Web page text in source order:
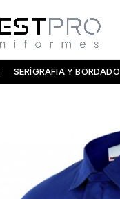
SERÍGRAFIA Y BORDADO